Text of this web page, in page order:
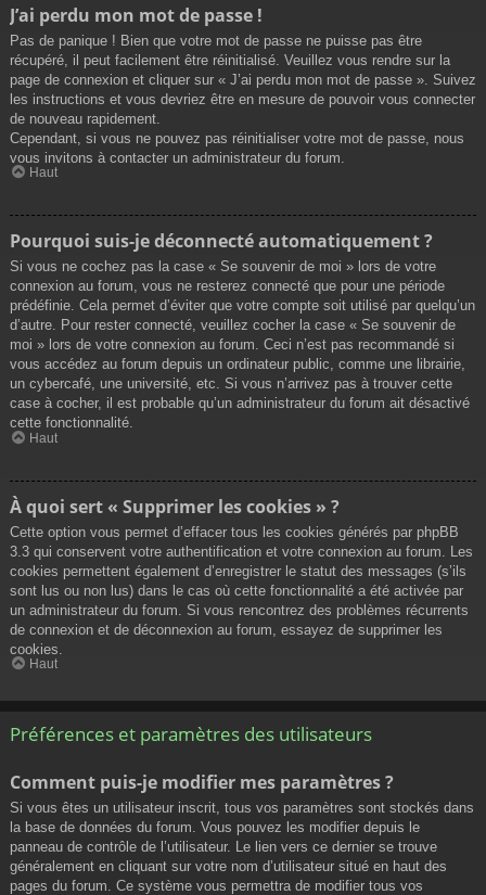
J’ai perdu mon mot de passe !
Pas de panique ! Bien que votre mot de passe ne puisse pas être
récupéré, il peut facilement être réinitialisé. Veuillez vous rendre sur la
page de connexion et cliquer sur « J’ai perdu mon mot de passe ». Suivez
les instructions et vous devriez être en mesure de pouvoir vous connecter
de nouveau rapidement.
Cependant, si vous ne pouvez pas réinitialiser votre mot de passe, nous
vous invitons à contacter un administrateur du forum.
Haut
Pourquoi suis-je déconnecté automatiquement ?
Si vous ne cochez pas la case « Se souvenir de moi » lors de votre
connexion au forum, vous ne resterez connecté que pour une période
prédéfinie. Cela permet d’éviter que votre compte soit utilisé par quelqu’un
d’autre. Pour rester connecté, veuillez cocher la case « Se souvenir de
moi » lors de votre connexion au forum. Ceci n’est pas recommandé si
vous accédez au forum depuis un ordinateur public, comme une librairie,
un cybercafé, une université, etc. Si vous n’arrivez pas à trouver cette
case à cocher, il est probable qu’un administrateur du forum ait désactivé
cette fonctionnalité.
Haut
À quoi sert « Supprimer les cookies » ?
Cette option vous permet d’effacer tous les cookies générés par phpBB
3.3 qui conservent votre authentification et votre connexion au forum. Les
cookies permettent également d’enregistrer le statut des messages (s’ils
sont lus ou non lus) dans le cas où cette fonctionnalité a été activée par
un administrateur du forum. Si vous rencontrez des problèmes récurrents
de connexion et de déconnexion au forum, essayez de supprimer les
cookies.
Haut
Préférences et paramètres des utilisateurs
Comment puis-je modifier mes paramètres ?
Si vous êtes un utilisateur inscrit, tous vos paramètres sont stockés dans
la base de données du forum. Vous pouvez les modifier depuis le
panneau de contrôle de l’utilisateur. Le lien vers ce dernier se trouve
généralement en cliquant sur votre nom d’utilisateur situé en haut des
pages du forum. Ce système vous permettra de modifier tous vos